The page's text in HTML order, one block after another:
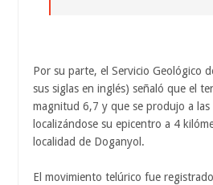
Por su parte, el Servicio Geológico
sus siglas en inglés) señaló que el
magnitud 6,7 y que se produjo a las
localizándose su epicentro a 4
localidad de Doganyol.
El movimiento telúrico fue